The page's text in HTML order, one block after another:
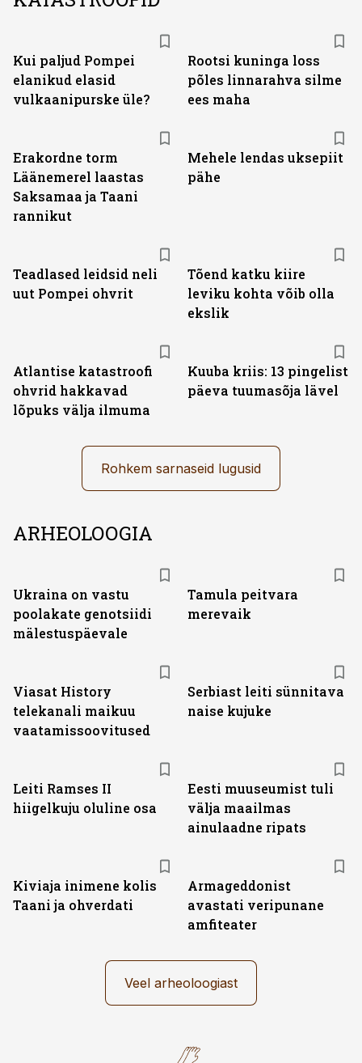
Kui paljud Pompei
elanikud elasid
vulkaanipurske üle?
Rootsi kuninga loss
põles linnarahva silme
ees maha
Erakordne torm
Läänemerel laastas
Saksamaa ja Taani
rannikut
Mehele lendas uksepiit
pähe
Teadlased leidsid neli
uut Pompei ohvrit
Tõend katku kiire
leviku kohta võib olla
ekslik
Atlantise katastroofi
ohvrid hakkavad
lõpuks välja ilmuma
Kuuba kriis: 13 pingelist
päeva tuumasõja lävel
Rohkem sarnaseid lugusid
ARHEOLOOGIA
Ukraina on vastu
poolakate genotsiidi
mälestuspäevale
Tamula peitvara
merevaik
Viasat History
telekanali maikuu
vaatamissoovitused
Serbiast leiti sünnitava
naise kujuke
Leiti Ramses II
hiigelkuju oluline osa
Eesti muuseumist tuli
välja maailmas
ainulaadne ripats
Kiviaja inimene kolis
Taani ja ohverdati
Armageddonist
avastati veripunane
amfiteater
Veel arheoloogiast